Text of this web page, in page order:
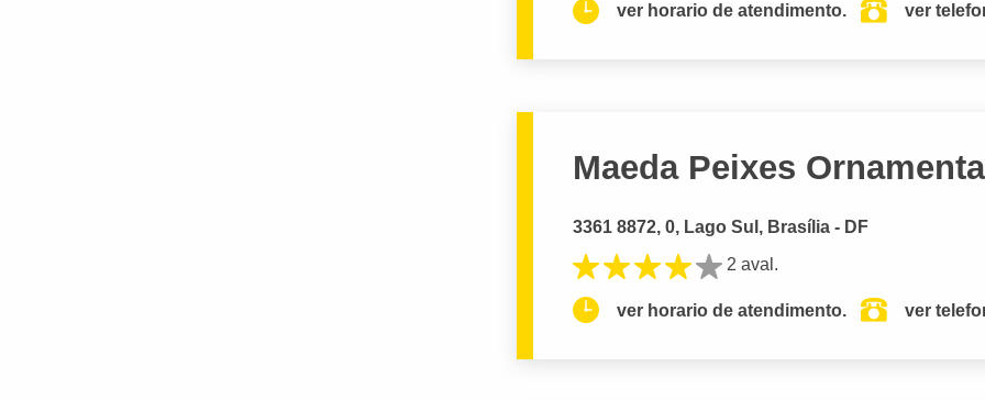
ver horario de atendimento. ver
Maeda Peixes
3361 8872, 0, Lago Sul, Brasília - DF
2 aval.
ver horario de atendimento. ver